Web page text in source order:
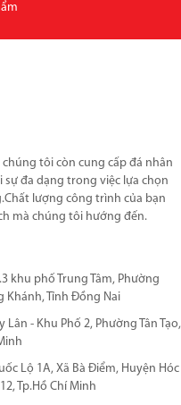
tôi còn cung cấp đá nhân
đa dạng trong việc lựa chọn
lượng công trình của bạn
mà chúng tôi hướng đến.
khu phố Trung Tâm, Phường
Khánh, Tỉnh Đồng Nai
- Khu Phố 2, Phường Tân Tạo,
Lộ 1A, Xã Bà Điểm, Huyện Hóc
Tp.Hồ Chí Minh